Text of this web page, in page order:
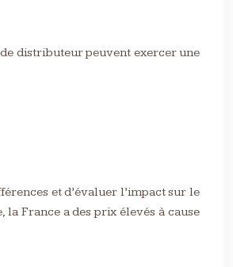
distributeur peuvent exercer une
et d’évaluer l’impact sur le
France a des prix élevés à cause